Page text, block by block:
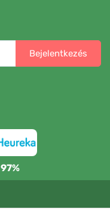
Bejelentkezés
97%